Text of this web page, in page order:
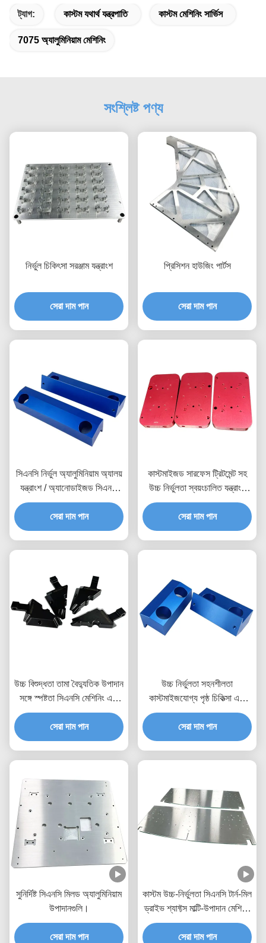
ট্যাগ: কাস্টম যথার্থ যন্ত্রপাতি কাস্টম মেশিনিং সার্ভিস
7075 অ্যালুমিনিয়াম মেশিনিং
সংশ্লিষ্ট পণ্য
নির্ভুল চিকিৎসা সরঞ্জাম যন্ত্রাংশ
সেরা দাম পান
প্রিসিশন হাউজিং পার্টস
সেরা দাম পান
সিএনসি নির্ভুল অ্যালুমিনিয়াম অ্যালয়
যন্ত্রাংশ / অ্যানোডাইজড সিএনসি
মেশিনেড যন্ত্রাংশ
সেরা দাম পান
কাস্টমাইজড সারফেস ট্রিটমেন্ট সহ
উচ্চ নির্ভুলতা স্বয়ংচালিত যন্ত্রাংশ
এবং IATF 16949 সার্টিফাইড
সিএনসি মেশিনিং যন্ত্রাংশ
সেরা দাম পান
উচ্চ বিশুদ্ধতা তামা বৈদ্যুতিক উপাদান
সঙ্গে স্পষ্টতা সিএনসি মেশিনিং এবং
কাস্টম কনফিগারেশন
সেরা দাম পান
উচ্চ নির্ভুলতা সহনশীলতা
কাস্টমাইজযোগ্য পৃষ্ঠ চিকিত্সা এবং
বিস্তৃত উপাদান নির্বাচন সহ সিএনসি
মেশিনিং অংশ
সেরা দাম পান
সুনির্দিষ্ট সিএনসি মিলড অ্যালুমিনিয়াম
উপাদানগুলি।
সেরা দাম পান
কাস্টম উচ্চ-নির্ভুলতা সিএনসি টার্ন-মিল
ড্রাইভ শ্যাফ্টস মাল্টি-উপাদান মেশিনিং
এবং ইন্টিগ্রেটেড টার্ন-মিল প্রক্রিয়া
সহ
সেরা দাম পান